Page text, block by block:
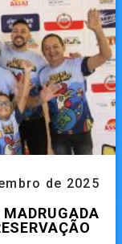
de 2025